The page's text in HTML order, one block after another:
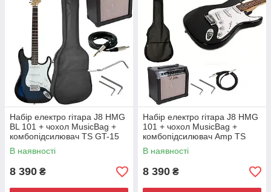
Набір електро гітара J8 HMG
BL 101 + чохол MusicBag +
комбопідсилювач TS GT-15
15W
В наявності
8 390 ₴
Набір електро гітара J8 HMG
101 + чохол MusicBag +
комбопідсилювач Amp TS
GT-15 15W
В наявності
8 390 ₴